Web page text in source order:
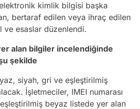
kimlik bilgisi başka
bertaraf edilen veya ihraç edilen
ve esaslar düzenlendi.
alan bilgiler incelendiğinde
şekilde
siyah, gri ve eşleştirilmiş
İşletmeciler, IMEI numarası
beyaz listede yer alan